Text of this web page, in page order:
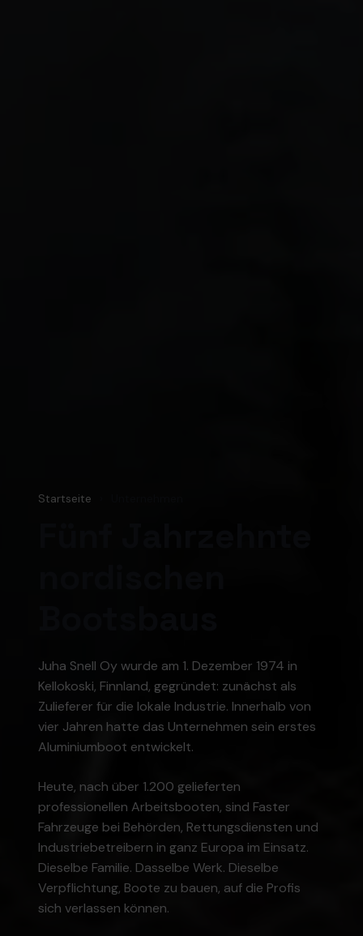
Startseite
Juha Snell Oy wurde am 1. Dezember 1974 in
Kellokoski, Finnland, gegründet: zunächst als
Zulieferer für die lokale Industrie. Innerhalb von
vier Jahren hatte das Unternehmen sein erstes
Aluminiumboot entwickelt.
Heute, nach über 1.200 gelieferten
professionellen Arbeitsbooten, sind Faster
Fahrzeuge bei Behörden, Rettungsdiensten und
Industriebetreibern in ganz Europa im Einsatz.
Dieselbe Familie. Dasselbe Werk. Dieselbe
Verpflichtung, Boote zu bauen, auf die Profis
sich verlassen können.